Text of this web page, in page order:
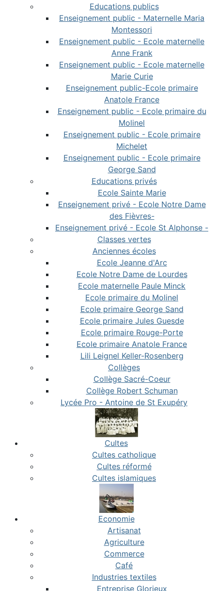
Educations publics
Enseignement public - Maternelle Maria
Montessori
Enseignement public - Ecole maternelle
Anne Frank
Enseignement public - Ecole maternelle
Marie Curie
Enseignement public-Ecole primaire
Anatole France
Enseignement public - Ecole primaire du
Molinel
Enseignement public - Ecole primaire
Michelet
Enseignement public - Ecole primaire
George Sand
Educations privés
Ecole Sainte Marie
Enseignement privé - Ecole Notre Dame
des Fièvres-
Enseignement privé - Ecole St Alphonse -
Classes vertes
Anciennes écoles
Ecole Jeanne d'Arc
Ecole Notre Dame de Lourdes
Ecole maternelle Paule Minck
Ecole primaire du Molinel
Ecole primaire George Sand
Ecole primaire Jules Guesde
Ecole primaire Rouge-Porte
Ecole primaire Anatole France
Lili Leignel Keller-Rosenberg
Collèges
Collège Sacré-Coeur
Collège Robert Schuman
Lycée Pro - Antoine de St Exupéry
Cultes
Cultes catholique
Cultes réformé
Cultes islamiques
Economie
Artisanat
Agriculture
Commerce
Café
Industries textiles
Entreprise Glorieux